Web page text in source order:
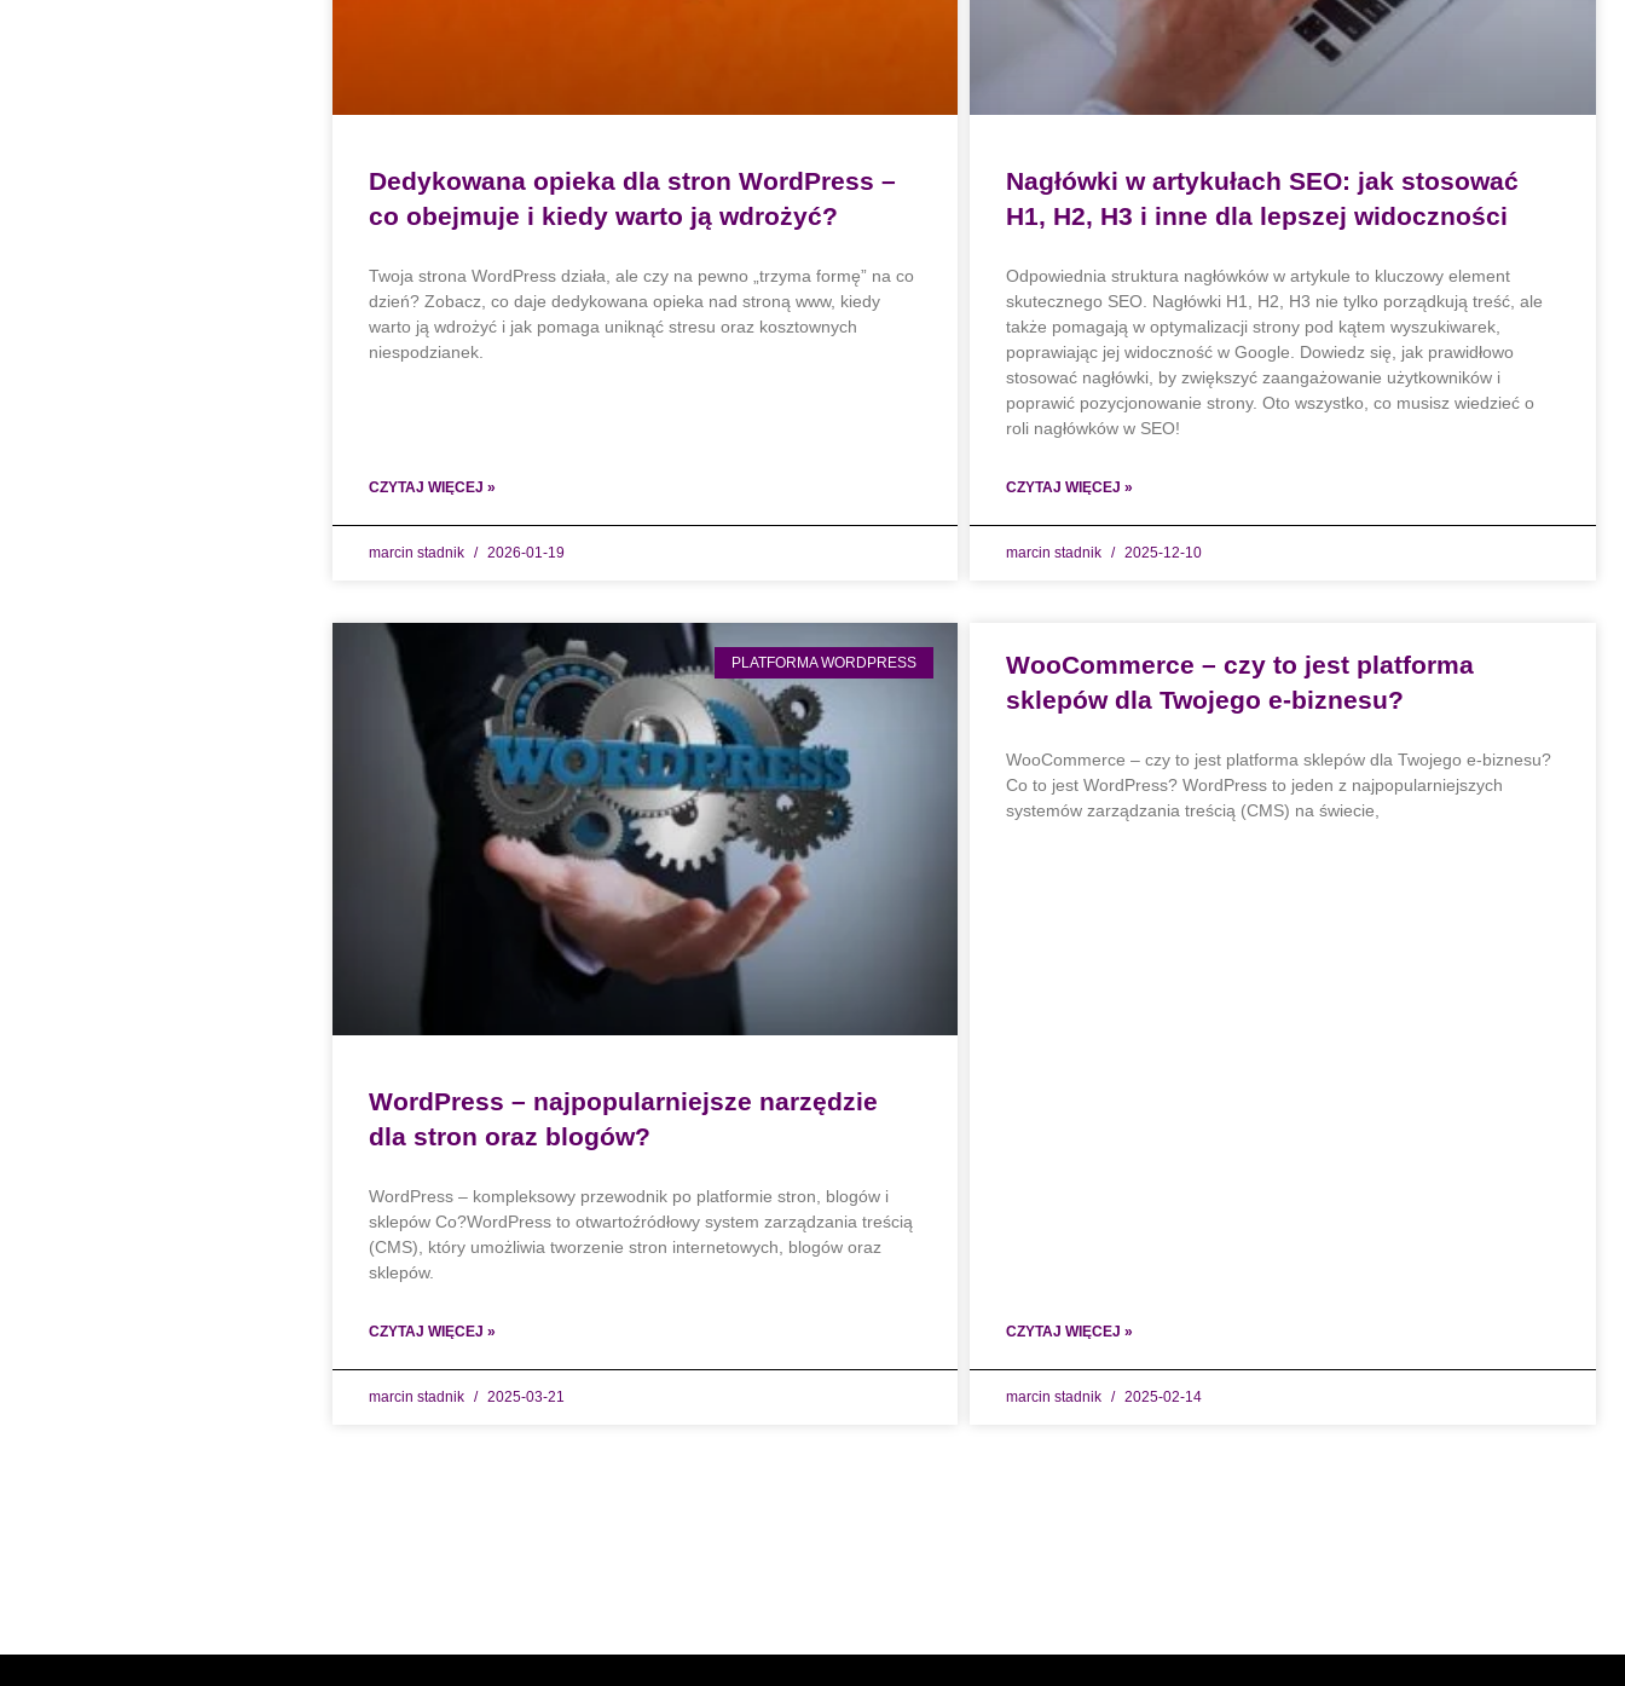
Dedykowana opieka dla stron WordPress –
co obejmuje i kiedy warto ją wdrożyć?
Twoja strona WordPress działa, ale czy na pewno „trzyma formę” na co
dzień? Zobacz, co daje dedykowana opieka nad stroną www, kiedy
warto ją wdrożyć i jak pomaga uniknąć stresu oraz kosztownych
niespodzianek.
CZYTAJ WIĘCEJ »
marcin stadnik 2026-01-19
Nagłówki w artykułach SEO: jak stosować
H1, H2, H3 i inne dla lepszej widoczności
Odpowiednia struktura nagłówków w artykule to kluczowy element
skutecznego SEO. Nagłówki H1, H2, H3 nie tylko porządkują treść, ale
także pomagają w optymalizacji strony pod kątem wyszukiwarek,
poprawiając jej widoczność w Google. Dowiedz się, jak prawidłowo
stosować nagłówki, by zwiększyć zaangażowanie użytkowników i
poprawić pozycjonowanie strony. Oto wszystko, co musisz wiedzieć o
roli nagłówków w SEO!
CZYTAJ WIĘCEJ »
marcin stadnik 2025-12-10
PLATFORMA WORDPRESS
WordPress – najpopularniejsze narzędzie
dla stron oraz blogów?
WordPress – kompleksowy przewodnik po platformie stron, blogów i
sklepów Co?WordPress to otwartoźródłowy system zarządzania treścią
(CMS), który umożliwia tworzenie stron internetowych, blogów oraz
sklepów.
CZYTAJ WIĘCEJ »
marcin stadnik 2025-03-21
WooCommerce – czy to jest platforma
sklepów dla Twojego e-biznesu?
WooCommerce – czy to jest platforma sklepów dla Twojego e-biznesu?
Co to jest WordPress? WordPress to jeden z najpopularniejszych
systemów zarządzania treścią (CMS) na świecie,
CZYTAJ WIĘCEJ »
marcin stadnik 2025-02-14